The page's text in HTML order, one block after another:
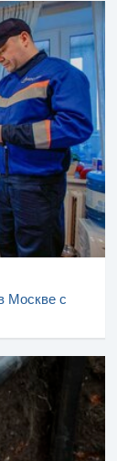
Москве с